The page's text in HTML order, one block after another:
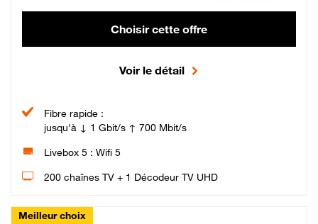
Choisir cette offre
Voir le détail
Fibre rapide :
jusqu'à ↓ 1 Gbit/s ↑ 700 Mbit/s
Livebox 5 : Wifi 5
200 chaînes TV + 1 Décodeur TV UHD
Meilleur choix